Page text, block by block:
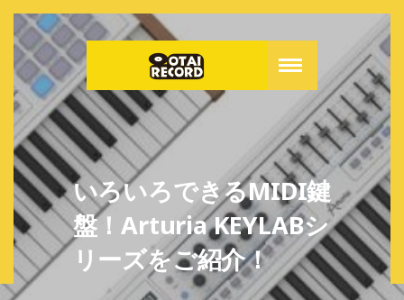
いろいろできるMIDI鍵
盤！Arturia KEYLABシ
リーズをご紹介！